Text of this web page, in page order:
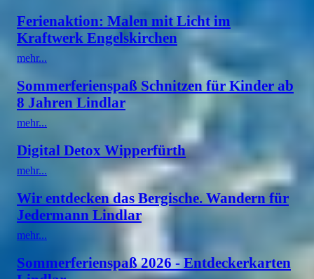
Ferienaktion: Malen mit Licht im
Kraftwerk Engelskirchen
mehr...
Sommerferienspaß Schnitzen für Kinder ab
8 Jahren Lindlar
mehr...
Digital Detox Wipperfürth
mehr...
Wir entdecken das Bergische. Wandern für
Jedermann Lindlar
mehr...
Sommerferienspaß 2026 - Entdeckerkarten